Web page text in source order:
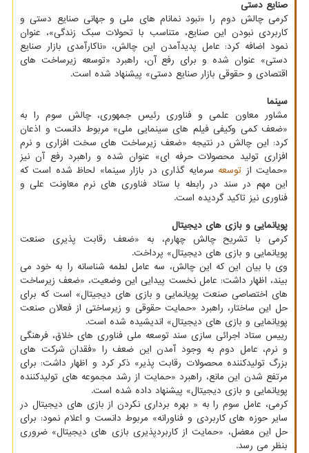
صنایع دستی
کرمی چالش دوم را «نبود نمانام های ملی و جهانی صنایع دستی و
کاربردی نبودن این صنایع، متناسب با تحولات سبک زندگی»، عنوان
نمود اضافه کرد: عامل پدیدآمدن این چالش، «ناکارآمدی بازار صنایع
دستی» عنوان شده و برای رفع آن، راهبرد «توسعه زیرساخت های
اقتصادی و حقوقی بازار صنایع دستی» پیشنهاد شده است.
سینما
مشاور معاون علمی و فناوری رئیس جمهوری، چالش سوم را به
«ضعف کمی وکیفی فیلم های سینمایی ملی» مربوط دانست و اذعان
کرد: این چالش در نتیجه «ضعف زیرساخت های سخت افزاری و نرم
افزاری تولید محصولات حرفه ای» عنوان شده و راهبرد رفع آن نیز
«حمایت از توسعه سرمایه گذاری در بازار سینما» لحاظ شده است که
این مهم در سند در رابطه با ستاد فناوری های نرم معاونت علی و
فناوری نیز تاکید گردیده است.
پویانمایی و بازی های دیجیتال
کرمی با تشریح چالش چهارم، به «ضعف رقابت پذیری صنعت
پویانمایی و بازی های دیجیتال» پرداخت.
وی با بیان این که این چالش، سه عامل لطمه شناسانه را به خود می
بیند، اظهار داشت: عامل نخست پیدایی این وضعیت، «ضعف زیرساخت
های اختصاصی صنعت پویانمایی و بازی های دیجیتال» است که برای
حل این ساختار، راهبرد «حمایت حقوقی و زیرساختی از فعالان صنعت
پویانمایی و بازی های دیجیتال» اندیشیده شده است.
رییس ستاد اجرائی سازی ﺳﻨﺪ ﺗﻮﺳﻌﻪ ﻣﻠﻰ ﻓﻨﺎوری ﻫﺎی خلاق، فرهنگی
و ﻧﺮم، عامل دوم به وجود آمدن این ضعف را «فقدان شرکت های
بزرگ تولیدکننده محصولات رقابت پذیر» ذکر کرد و اظهار داشت: برای
مرتفع شدن این مانع، راهبرد «حمایت از رشد مجموعه های تولیدکننده
پویانمایی و بازی دیجیتال» پیشنهاد داده شده است.
کرمی، عامل سوم را به « بهره برداری نکردن از بازی های دیجیتال در
سایر حوزه های کاربردی و فناورانه» مربوط دانست و اعلام نمود: برای
حل این معضل، «حمایت از کاربردپذیری بازی های دیجیتال» ضروری
بنظر می رسد.